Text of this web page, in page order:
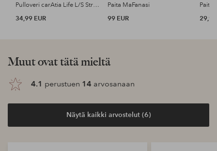
Pulloveri carAtia Life L/S Stripe Pullov Knt
34,99 EUR
Paita MaFanasi
99 EUR
Paita
29,99
Muut ovat tätä mieltä
4.1 perustuen 14 arvosanaan
Näytä kaikki arvostelut (6)